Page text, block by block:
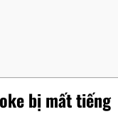
bị mất tiếng